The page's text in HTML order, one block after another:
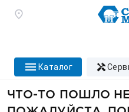
каталог
ЧТО-ТО ПОШЛО